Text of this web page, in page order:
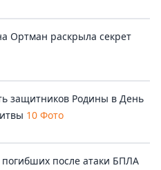
Ортман раскрыла секрет
защитников Родины в День
10 Фото
после атаки БПЛА